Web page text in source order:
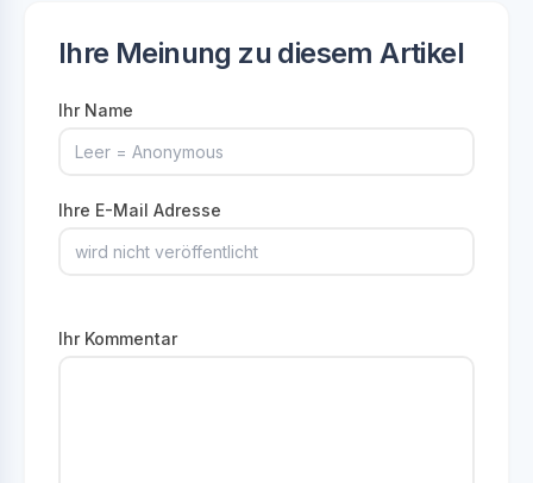
Ihre Meinung zu diesem Artikel
Ihr Name
Ihre E-Mail Adresse
Ihr Kommentar